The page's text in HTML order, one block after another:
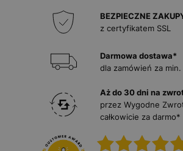
BEZPIECZNE
z certyfikatem SSL
Darmowa dostawa*
dla zamówień za min.
Aż do 30 dni na
przez Wygodne
całkowicie za darmo*